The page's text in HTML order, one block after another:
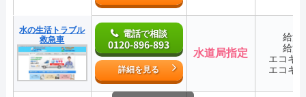
水の生活トラブル
救急車
電話で相談
0120-896-893
詳細を見る
水道局指定
給湯
給湯
エコキ
エコキ